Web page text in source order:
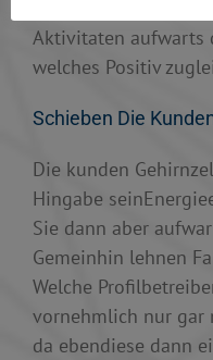
Aktivitaten aufwarts
welches Positiv
Schieben Die
Die kunden
Hingabe
Sie dann aber
Gemeinhin lehnen
Welche
vornehmlich nur gar
da ebendiese dann